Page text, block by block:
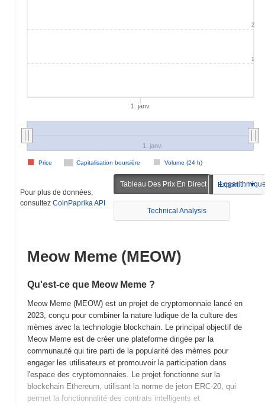
1. janv.
Capitalisation boursière Volume (24 h)
Price
1. janv.
1
2
Pour plus de données,
consultez CoinPaprika API
Tableau Des Prix En Direct Exportation
Technical Analysis
Meow Meme (MEOW)
Qu'est-ce que Meow Meme ?
Meow Meme (MEOW) est un projet de cryptomonnaie lancé en
2023, conçu pour combiner la nature ludique de la culture des
mèmes avec la technologie blockchain. Le principal objectif de
Meow Meme est de créer une plateforme dirigée par la
communauté qui tire parti de la popularité des mèmes pour
engager les utilisateurs et promouvoir la participation dans
l'espace des cryptomonnaies. Le projet fonctionne sur la
blockchain Ethereum, utilisant la norme de jeton ERC-20, qui
permet la fonctionnalité des contrats intelligents et